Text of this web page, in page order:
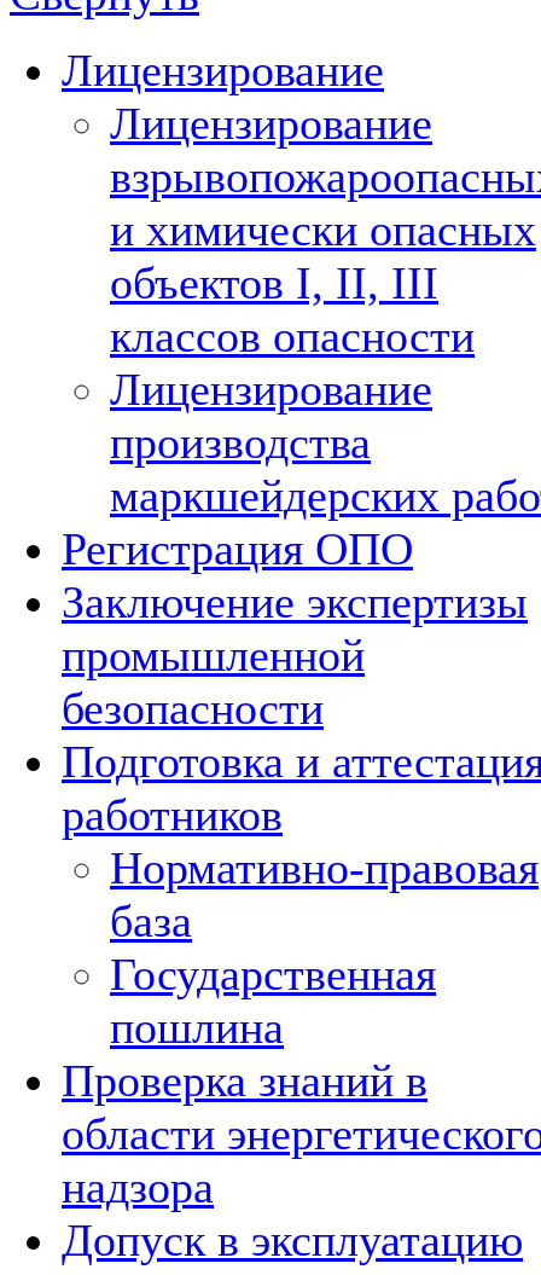
Лицензирование
Лицензирование
и химически опасных
объектов I, II, III
классов опасности
Лицензирование
производства
маркшейдерских
Регистрация ОПО
Заключение экспертизы
промышленной
безопасности
Подготовка и
работников
Нормативно-правовая
база
Государственная
пошлина
Проверка знаний в
области
надзора
Допуск в эксплуатацию